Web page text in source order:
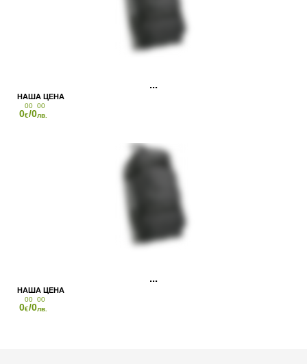
0
00
€/0
00
лв.
0
00
€/0
00
лв.